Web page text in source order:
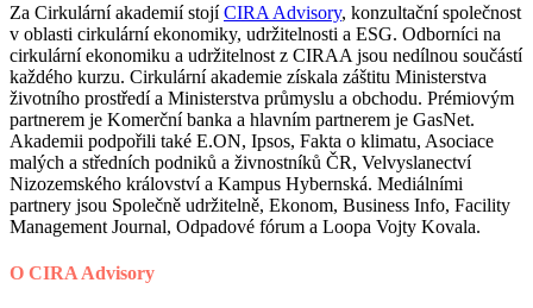
Za Cirkulární akademií stojíCIRA Advisory, konzultační společnost
v oblasti cirkulární ekonomiky, udržitelnosti a ESG. Odborníci na
cirkulární ekonomiku a udržitelnost z CIRAA jsou nedílnou součástí
každého kurzu. Cirkulární akademie získala záštitu Ministerstva
životního prostředí a Ministerstva průmyslu a obchodu. Prémiovým
partnerem je Komerční banka a hlavním partnerem je GasNet.
Akademii podpořili také E.ON, Ipsos, Fakta o klimatu, Asociace
malých a středních podniků a živnostníků ČR, Velvyslanectví
Nizozemského království a Kampus Hybernská. Mediálními
partnery jsou Společně udržitelně, Ekonom, Business Info, Facility
Management Journal, Odpadové fórum a Loopa Vojty Kovala.
O CIRA Advisory